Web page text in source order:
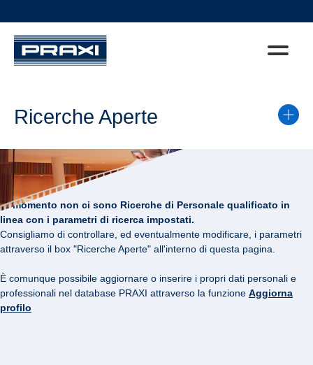
Ricerche Aperte
Al momento non ci sono Ricerche di Personale qualificato in
linea con i parametri di ricerca impostati.
Consigliamo di controllare, ed eventualmente modificare, i parametri
attraverso il box "Ricerche Aperte" all'interno di questa pagina.
È comunque possibile aggiornare o inserire i propri dati personali e
professionali nel database PRAXI attraverso la funzione Aggiorna
profilo